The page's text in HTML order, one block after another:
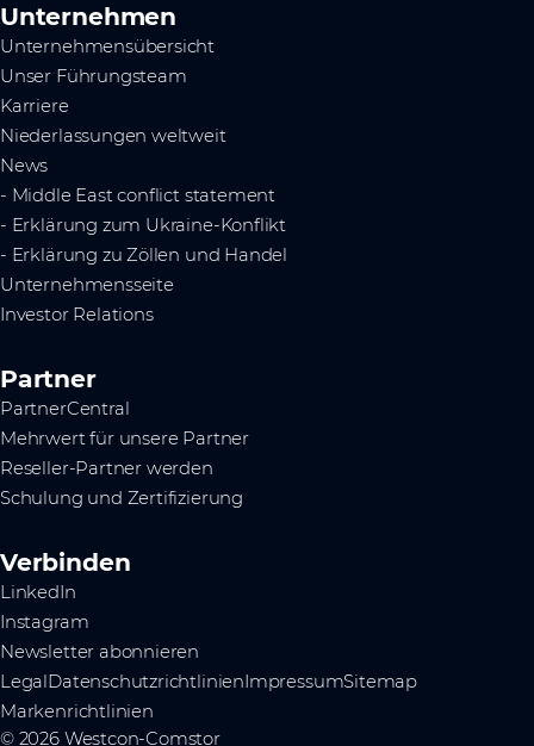
Unternehmen
Unternehmensübersicht
Unser Führungsteam
Karriere
Niederlassungen weltweit
News
- Middle East conflict statement
- Erklärung zum Ukraine-Konflikt
- Erklärung zu Zöllen und Handel
Unternehmensseite
Investor Relations
Partner
PartnerCentral
Mehrwert für unsere Partner
Reseller-Partner werden
Schulung und Zertifizierung
Verbinden
LinkedIn
Instagram
Newsletter abonnieren
LegalDatenschutzrichtlinienImpressumSitemap
Markenrichtlinien
© 2026 Westcon-Comstor